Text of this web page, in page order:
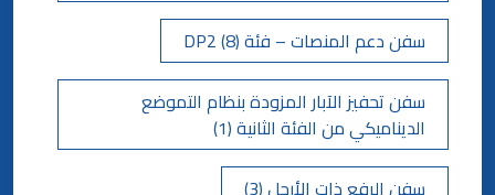
تنبيهات الاحتيال
سفن دعم المنصات – فئة DP2 (8)
سفن تحفيز الآبار المزودة بنظام التموضع
الديناميكي من الفئة الثانية (1)
سفن الرفع ذات الأرجل (3)